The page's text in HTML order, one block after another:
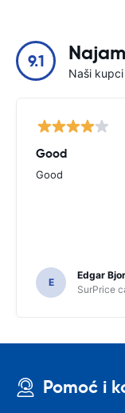
9.1
Naši
Good
Good
E
Edgar
SurPrice
Pomoć i